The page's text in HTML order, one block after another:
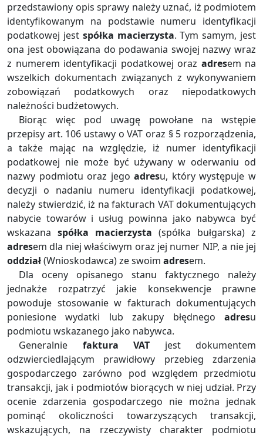
przedstawiony opis sprawy należy uznać, iż podmiotem
identyfikowanym na podstawie numeru identyfikacji
podatkowej jest spółka macierzysta. Tym samym, jest
ona jest obowiązana do podawania swojej nazwy wraz
z numerem identyfikacji podatkowej oraz adresem na
wszelkich dokumentach związanych z wykonywaniem
zobowiązań podatkowych oraz niepodatkowych
należności budżetowych.
Biorąc więc pod uwagę powołane na wstępie
przepisy art. 106 ustawy o VAT oraz § 5 rozporządzenia,
a także mając na względzie, iż numer identyfikacji
podatkowej nie może być używany w oderwaniu od
nazwy podmiotu oraz jegoadresu, który występuje w
decyzji o nadaniu numeru identyfikacji podatkowej,
należy stwierdzić, iż na fakturach VAT dokumentujących
nabycie towarów i usług powinna jako nabywca być
wskazana spółka macierzysta (spółka bułgarska) z
adresem dla niej właściwym oraz jej numer NIP, a nie jej
oddział(Wnioskodawca) ze swoim adresem.
Dla oceny opisanego stanu faktycznego należy
jednakże rozpatrzyć jakie konsekwencje prawne
powoduje stosowanie w fakturach dokumentujących
poniesione wydatki lub zakupy błędnego adresu
podmiotu wskazanego jako nabywca.
Generalnie faktura VAT jest dokumentem
odzwierciedlającym prawidłowy przebieg zdarzenia
gospodarczego zarówno pod względem przedmiotu
transakcji, jak i podmiotów biorących w niej udział. Przy
ocenie zdarzenia gospodarczego nie można jednak
pominąć okoliczności towarzyszących transakcji,
wskazujących, na rzeczywisty charakter podmiotu